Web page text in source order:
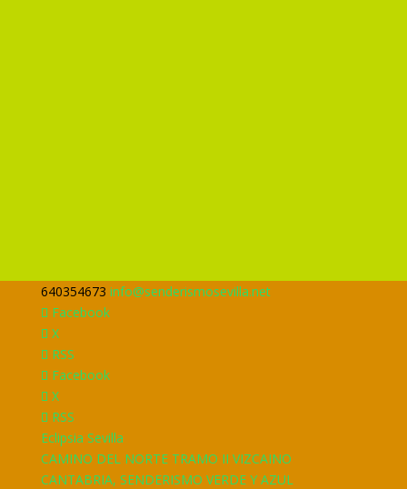
640354673 info@senderismosevilla.net
Facebook
X
RSS
Facebook
X
RSS
Eclipsia Sevilla
CAMINO DEL NORTE TRAMO II VIZCAINO
CANTABRIA, SENDERISMO VERDE Y AZUL